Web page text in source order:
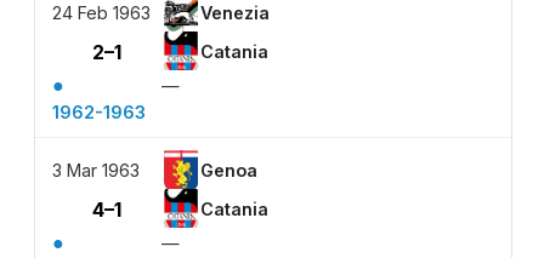
24 Feb 1963 Venezia
2–1 Catania
●
—
1962-1963
3 Mar 1963 Genoa
4–1 Catania
●
—